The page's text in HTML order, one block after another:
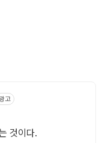
고
것이다.